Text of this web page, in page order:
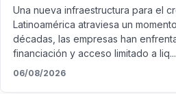
Una nueva infraestructura para el
Latinoamérica atraviesa un
décadas, las empresas han
financiación y acceso limitado a liq...
06/08/2026